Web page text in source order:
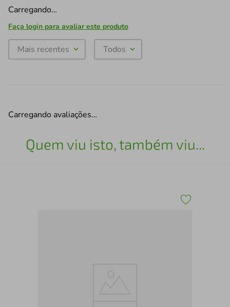
Carregando…
Faça login para avaliar este produto
Mais recentes Todos
Carregando avaliações…
Quem viu isto, também viu...